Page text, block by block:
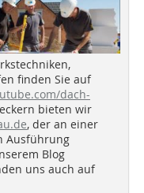
finden Sie auf
dach-
bieten wir
, der an einer
Ausführung
Blog
uns auch auf